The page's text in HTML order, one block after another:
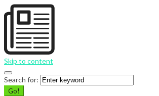
Skip to content
Search for:
Go!